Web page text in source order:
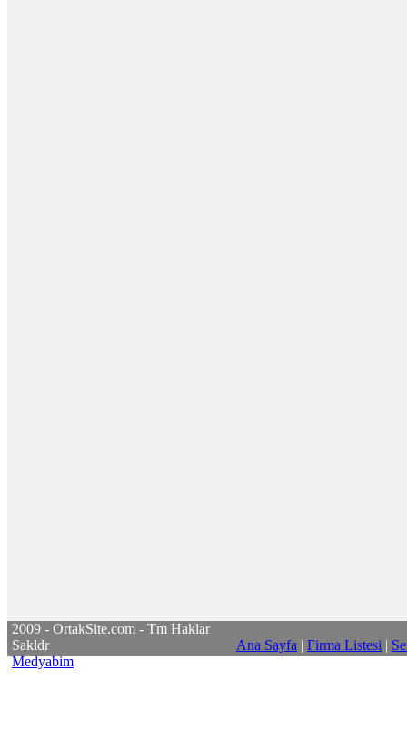
2009 - OrtakSite.com - Tm Haklar
Sakldr
Medyabim
Ana Sayfa | Firma Listesi |